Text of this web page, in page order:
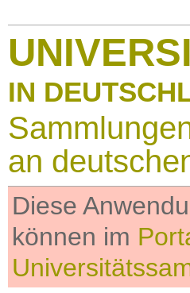
IN
an
Diese
können im